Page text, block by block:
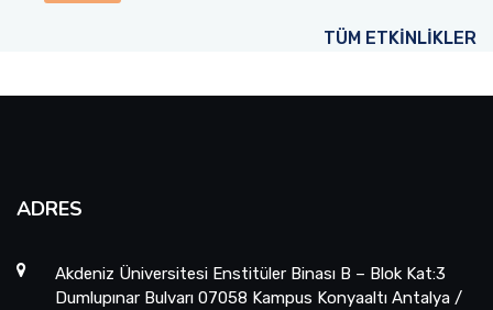
TÜM ETKİNLİKLER
ADRES
Akdeniz Üniversitesi Enstitüler Binası B – Blok Kat:3
Dumlupınar Bulvarı 07058 Kampus Konyaaltı Antalya /